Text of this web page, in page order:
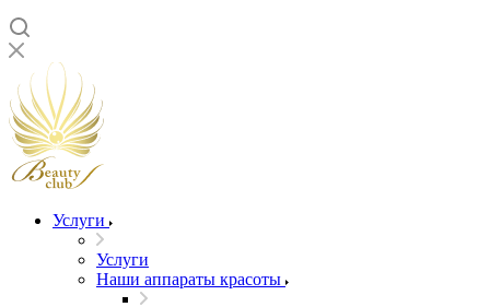
Услуги
Услуги
Наши аппараты красоты